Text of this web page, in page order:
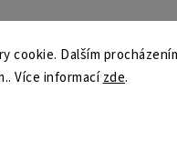
cookie. Dalším
Více informacízde.